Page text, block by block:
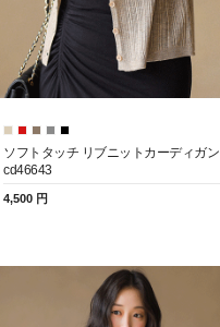
ソフトタッチ リブニットカーディガン
cd46643
4,500 円